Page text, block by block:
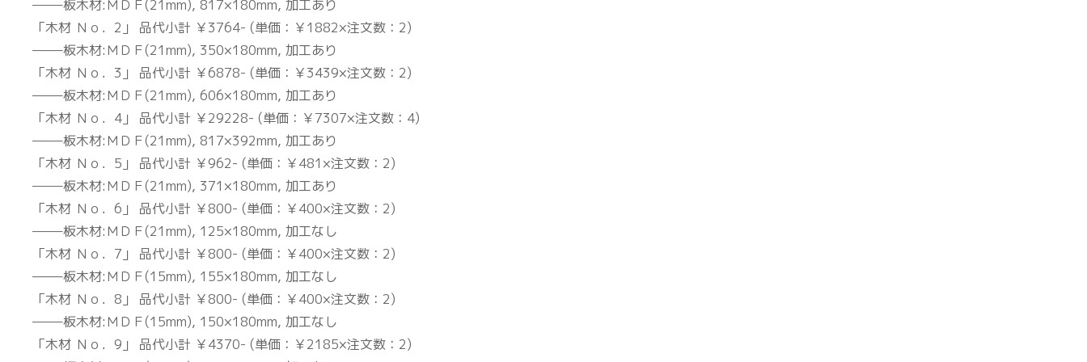
——–板木材:ＭＤＦ(21mm), 817×180mm, 加工あり
「木材 Ｎｏ．2」 品代小計 ￥3764- (単価：￥1882×注文数：2)
——–板木材:ＭＤＦ(21mm), 350×180mm, 加工あり
「木材 Ｎｏ．3」 品代小計 ￥6878- (単価：￥3439×注文数：2)
——–板木材:ＭＤＦ(21mm), 606×180mm, 加工あり
「木材 Ｎｏ．4」 品代小計 ￥29228- (単価：￥7307×注文数：4)
——–板木材:ＭＤＦ(21mm), 817×392mm, 加工あり
「木材 Ｎｏ．5」 品代小計 ￥962- (単価：￥481×注文数：2)
——–板木材:ＭＤＦ(21mm), 371×180mm, 加工あり
「木材 Ｎｏ．6」 品代小計 ￥800- (単価：￥400×注文数：2)
——–板木材:ＭＤＦ(21mm), 125×180mm, 加工なし
「木材 Ｎｏ．7」 品代小計 ￥800- (単価：￥400×注文数：2)
——–板木材:ＭＤＦ(15mm), 155×180mm, 加工なし
「木材 Ｎｏ．8」 品代小計 ￥800- (単価：￥400×注文数：2)
——–板木材:ＭＤＦ(15mm), 150×180mm, 加工なし
「木材 Ｎｏ．9」 品代小計 ￥4370- (単価：￥2185×注文数：2)